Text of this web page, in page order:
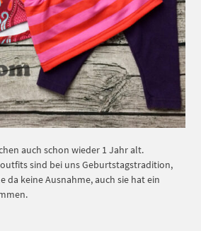
auch schon wieder 1 Jahr alt.
sind bei uns Geburtstagstradition,
da keine Ausnahme, auch sie hat ein